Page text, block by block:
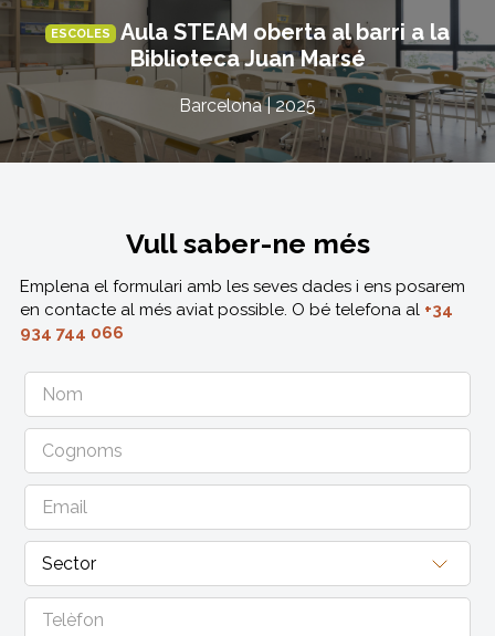
ESCOLES
Aula STEAM oberta al barri a la
Biblioteca Juan Marsé
Barcelona | 2025
Vull saber-ne més
Emplena el formulari amb les seves dades i ens posarem
en contacte al més aviat possible. O bé telefona al +34
934 744 066